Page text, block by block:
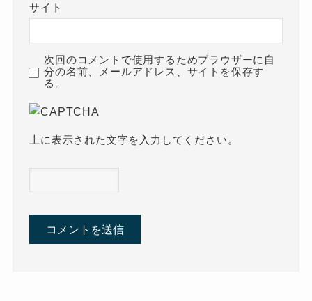
サイト
次回のコメントで使用するためブラウザーに自
分の名前、メールアドレス、サイトを保存す
る。
上に表示された文字を入力してください。